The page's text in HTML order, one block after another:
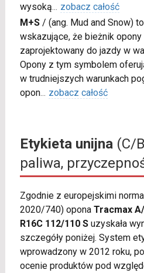
wysoką... zobacz całość
M+S/ (ang. Mud and Snow)
wskazujące, że bieżnik
zaprojektowany do jazdy w
Opony z tym symbolem
w trudniejszych warunkach
opon... zobacz całość
Etykieta unijna(C/
paliwa,
Zgodnie z europejskimi
2020/740) opona Tracmax
R16C 112/110 Suzyskała
szczegóły poniżej. System
wprowadzony w 2012 roku,
ocenie produktów pod